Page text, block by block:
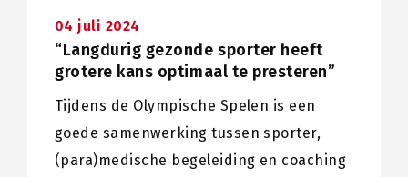
04 juli 2024
“Langdurig gezonde sporter heeft
grotere kans optimaal te presteren”
Tijdens de Olympische Spelen is een
goede samenwerking tussen sporter,
(para)medische begeleiding en coaching